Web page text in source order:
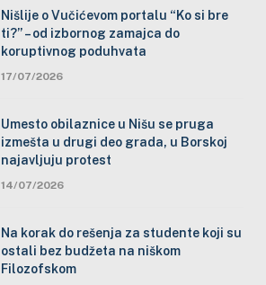
Nišlije o Vučićevom portalu “Ko si bre
ti?” – od izbornog zamajca do
koruptivnog poduhvata
17/07/2026
Umesto obilaznice u Nišu se pruga
izmešta u drugi deo grada, u Borskoj
najavljuju protest
14/07/2026
Na korak do rešenja za studente koji su
ostali bez budžeta na niškom
Filozofskom